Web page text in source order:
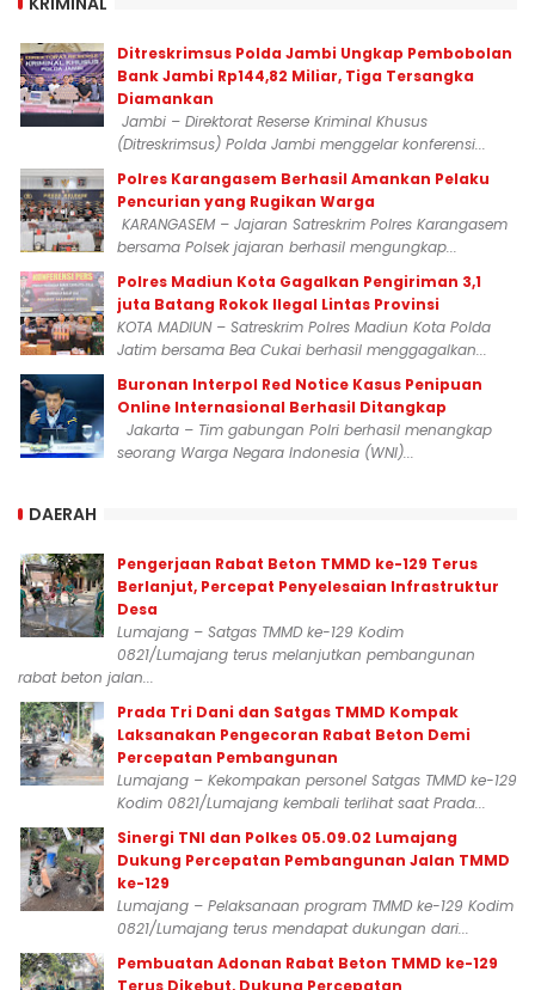
Ditreskrimsus Polda Jambi Ungkap Pembobolan
Bank Jambi Rp144,82 Miliar, Tiga Tersangka
Diamankan
Jambi – Direktorat Reserse Kriminal Khusus
(Ditreskrimsus) Polda Jambi menggelar konferensi...
Polres Karangasem Berhasil Amankan Pelaku
Pencurian yang Rugikan Warga
KARANGASEM – Jajaran Satreskrim Polres Karangasem
bersama Polsek jajaran berhasil mengungkap...
Polres Madiun Kota Gagalkan Pengiriman 3,1
juta Batang Rokok Ilegal Lintas Provinsi
KOTA MADIUN – Satreskrim Polres Madiun Kota Polda
Jatim bersama Bea Cukai berhasil menggagalkan...
Buronan Interpol Red Notice Kasus Penipuan
Online Internasional Berhasil Ditangkap
Jakarta – Tim gabungan Polri berhasil menangkap
seorang Warga Negara Indonesia (WNI)...
DAERAH
Pengerjaan Rabat Beton TMMD ke-129 Terus
Berlanjut, Percepat Penyelesaian Infrastruktur
Desa
Lumajang – Satgas TMMD ke-129 Kodim
0821/Lumajang terus melanjutkan pembangunan
rabat beton jalan...
Prada Tri Dani dan Satgas TMMD Kompak
Laksanakan Pengecoran Rabat Beton Demi
Percepatan Pembangunan
Lumajang – Kekompakan personel Satgas TMMD ke-129
Kodim 0821/Lumajang kembali terlihat saat Prada...
Sinergi TNI dan Polkes 05.09.02 Lumajang
Dukung Percepatan Pembangunan Jalan TMMD
ke-129
Lumajang – Pelaksanaan program TMMD ke-129 Kodim
0821/Lumajang terus mendapat dukungan dari...
Pembuatan Adonan Rabat Beton TMMD ke-129